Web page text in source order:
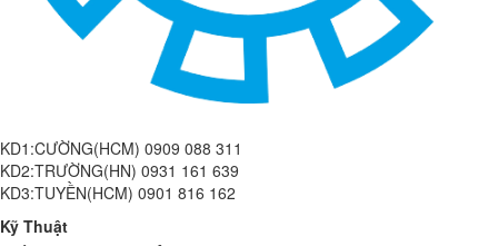
KD1:CƯỜNG(HCM) 0909 088 311
KD2:TRƯỜNG(HN) 0931 161 639
KD3:TUYỀN(HCM) 0901 816 162
Kỹ Thuật